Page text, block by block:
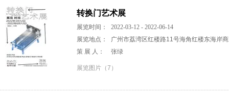
转换门艺术展
展览时间：
2022-03-12 - 2022-06-14
展览地点：
广州市荔湾区红楼路11号海角红楼东海岸
策 展 人：
张绿
展览图片（7）